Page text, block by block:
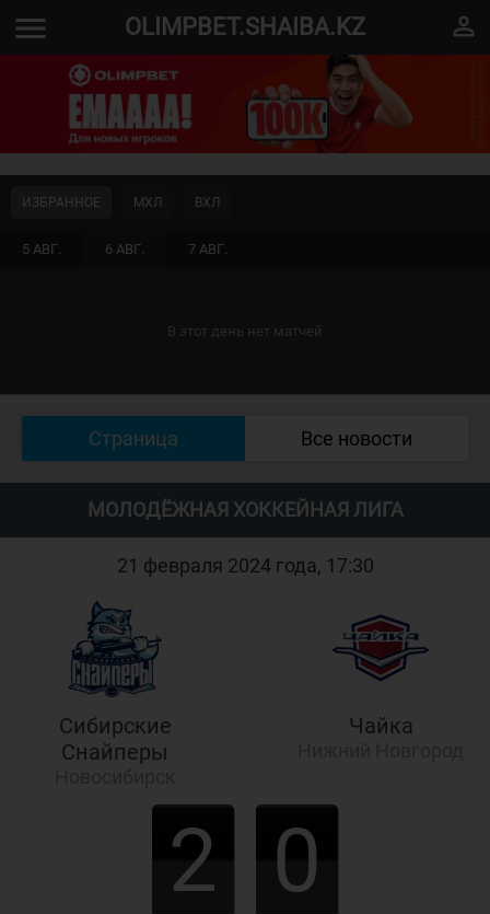
menu OLIMPBET.SHAIBA.KZ perm_identity
5 АВГ. 6 АВГ. 7 АВГ.
ИЗБРАННОЕ МХЛ ВХЛ
В этот день нет матчей
Страница Все новости
МОЛОДЁЖНАЯ ХОККЕЙНАЯ ЛИГА
21 февраля 2024 года, 17:30
Сибирские
Снайперы
2 0
Чайка